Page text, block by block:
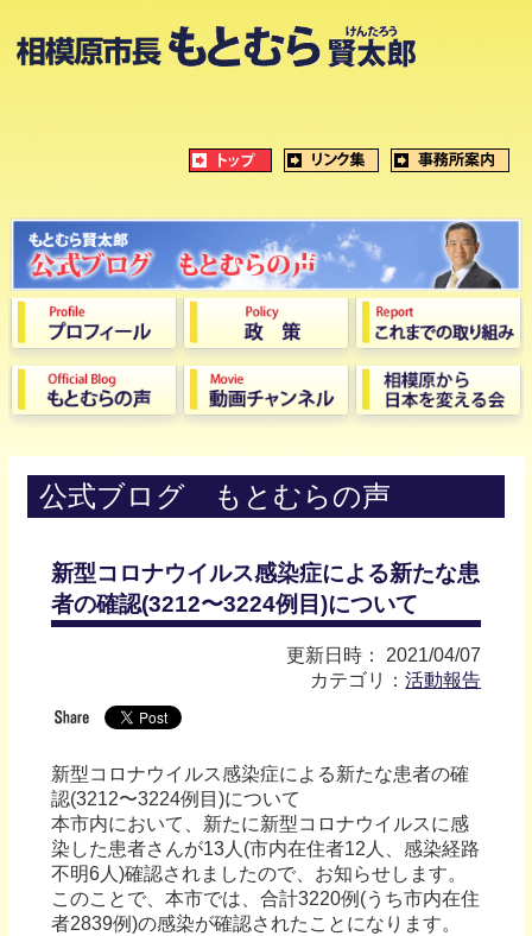
公式ブログ もとむらの声
新型コロナウイルス感染症による新たな患
者の確認(3212〜3224例目)について
更新日時： 2021/04/07
カテゴリ：活動報告
新型コロナウイルス感染症による新たな患者の確
認(3212〜3224例目)について
本市内において、新たに新型コロナウイルスに感
染した患者さんが13人(市内在住者12人、感染経路
不明6人)確認されましたので、お知らせします。
このことで、本市では、合計3220例(うち市内在住
者2839例)の感染が確認されたことになります。